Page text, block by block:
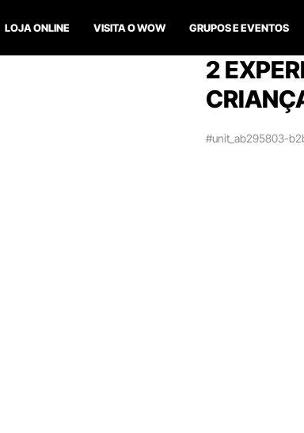
LOJA ONLINE VISITA O WOW GRUPOS E EVENTOS
2
#unit_ab295803-